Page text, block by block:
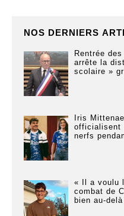
NOS DERNIERS
Rentrée
arrête la
scolaire »
Iris
officialisent
nerfs
« Il a voulu
combat de
bien au-